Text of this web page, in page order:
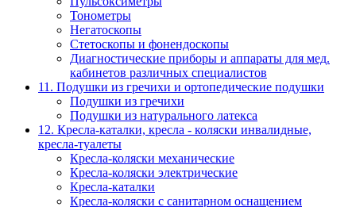
Тонометры
Негатоскопы
Стетоскопы и фонендоскопы
Диагностические приборы и аппараты для мед.
кабинетов различных специалистов
11. Подушки из гречихи и ортопедические подушки
Подушки из гречихи
Подушки из натурального латекса
12. Кресла-каталки, кресла - коляски инвалидные,
кресла-туалеты
Кресла-коляски механические
Кресла-коляски электрические
Кресла-каталки
Кресла-коляски с санитарном оснащением